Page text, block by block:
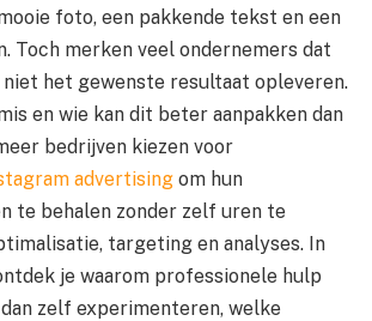
foto, een pakkende tekst en een
Toch merken veel ondernemers dat
niet het gewenste resultaat opleveren.
en wie kan dit beter aanpakken dan
bedrijven kiezen voor
advertising om hun
te behalen zonder zelf uren te
targeting en analyses. In
je waarom professionele hulp
zelf experimenteren, welke